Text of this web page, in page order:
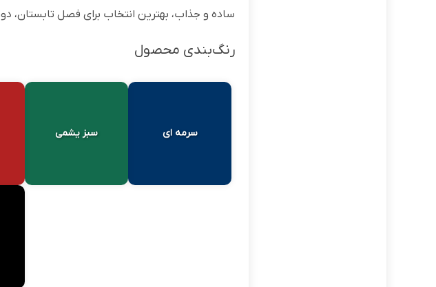
ساده و جذاب، بهترین انتخاب برای فصل
رنگ‌بندی محصول
سرمه ای سبز یشمی